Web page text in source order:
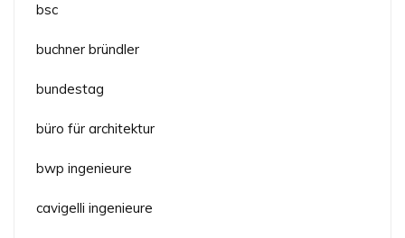
bsc
buchner bründler
bundestag
büro für architektur
bwp ingenieure
cavigelli ingenieure